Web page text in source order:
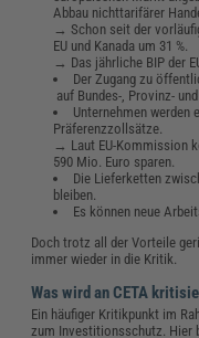
Abbau nichttarifärer
→ Schon seit der
EU und Kanada um 31 %.
→ Das jährliche BIP der
Der Zugang zu
auf Bundes-, Provinz-
Unternehmen werden
Präferenzzollsätze.
→ Laut EU-Kommission
590 Mio. Euro sparen.
Die Lieferketten
bleiben.
Es können neue
Doch trotz all der Vorteile
immer wieder in die Kritik.
Was wird an CETA
Ein häufiger Kritikpunkt im
zum Investitionsschutz. Hier